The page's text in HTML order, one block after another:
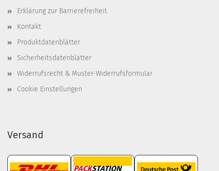
Erklärung zur Barrierefreiheit
Kontakt
Produktdatenblätter
Sicherheitsdatenblätter
Widerrufsrecht & Muster-Widerrufsformular
Cookie Einstellungen
Versand